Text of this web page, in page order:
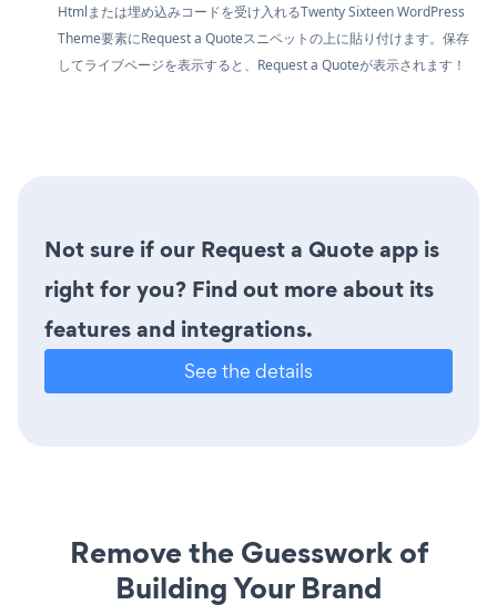
Htmlまたは埋め込みコードを受け入れるTwenty Sixteen WordPress
Theme要素にRequest a Quoteスニペットの上に貼り付けます。保存
してライブページを表示すると、Request a Quoteが表示されます！
Not sure if our Request a Quote app is
right for you? Find out more about its
features and integrations.
See the details
Remove the Guesswork of
Building Your Brand